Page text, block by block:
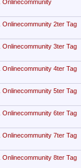
Onlinecommunity
2ter Tag
3ter Tag
4ter Tag
5ter Tag
6ter Tag
7ter Tag
8ter Tag